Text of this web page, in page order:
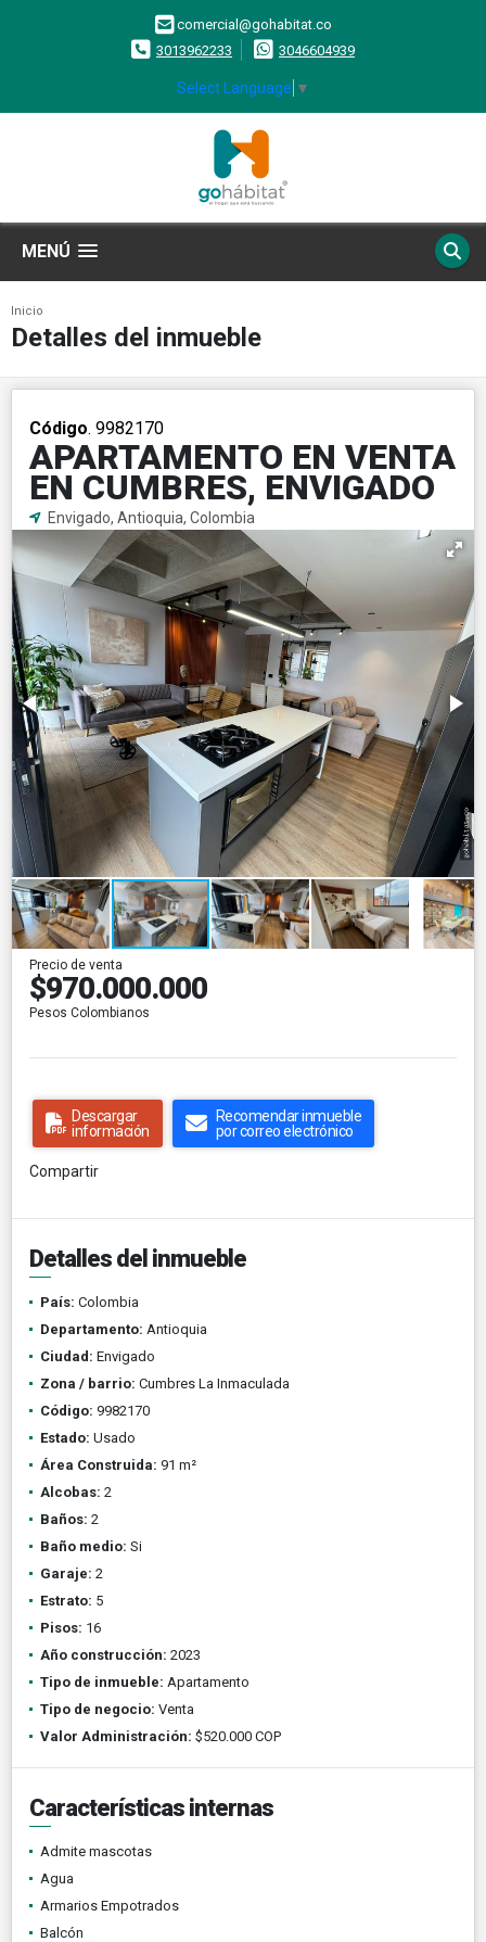
comercial@gohabitat.co
3013962233
3046604939
Select Language ▼
MENÚ
Inicio
Detalles del inmueble
Código. 9982170
APARTAMENTO EN VENTA
EN CUMBRES, ENVIGADO
Envigado, Antioquia, Colombia
Precio de venta
$970.000.000
Pesos Colombianos
Descargar
información
Recomendar inmueble
por correo electrónico
Compartir
Detalles del inmueble
País: Colombia
Departamento: Antioquia
Ciudad: Envigado
Zona / barrio: Cumbres La Inmaculada
Código: 9982170
Estado: Usado
Área Construida: 91 m²
Alcobas: 2
Baños: 2
Baño medio: Si
Garaje: 2
Estrato: 5
Pisos: 16
Año construcción: 2023
Tipo de inmueble: Apartamento
Tipo de negocio: Venta
Valor Administración: $520.000 COP
Características internas
Admite mascotas
Agua
Armarios Empotrados
Balcón